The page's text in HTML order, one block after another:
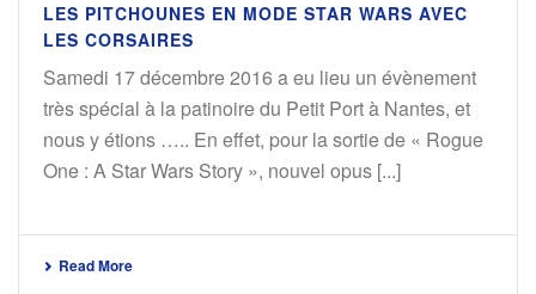
LES PITCHOUNES EN MODE STAR WARS AVEC
LES CORSAIRES
Samedi 17 décembre 2016 a eu lieu un évènement
très spécial à la patinoire du Petit Port à Nantes, et
nous y étions ….. En effet, pour la sortie de « Rogue
One : A Star Wars Story », nouvel opus [...]
Read More